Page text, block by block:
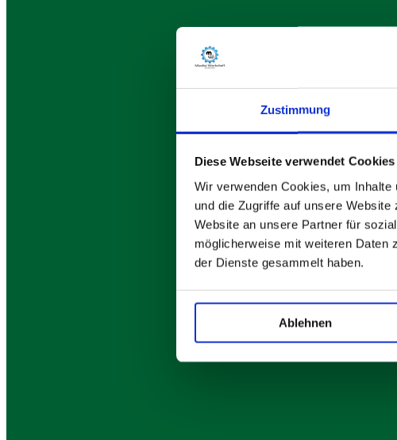
Zustimmung
Diese Webseite verwendet Cookies
Wir verwenden Cookies, um
und die Zugriffe auf unsere
Website an unsere Partner für
möglicherweise mit weiteren Daten
der Dienste gesammelt haben.
Ablehnen